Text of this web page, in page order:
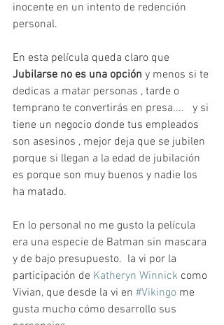
inocente en un intento de redención
personal.
En esta película queda claro que
Jubilarse no es una opción y menos si te
dedicas a matar personas , tarde o
temprano te convertirás en presa....   y si
tiene un negocio donde tus empleados
son asesinos , mejor deja que se jubilen
porque si llegan a la edad de jubilación
es porque son muy buenos y nadie los
ha matado.
En lo personal no me gusto la película
era una especie de Batman sin mascara
y de bajo presupuesto.  la vi por la
participación de Katheryn Winnick como
Vivian, que desde la vi en #Vikingo me
gusta mucho cómo desarrollo sus